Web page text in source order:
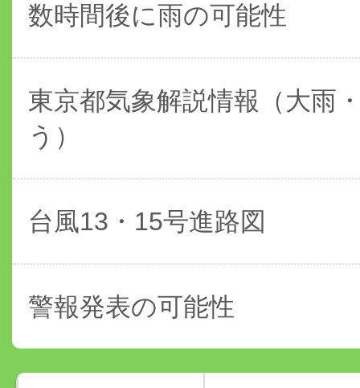
数時間後に雨の可能性
東京都気象解説情報（大雨
う）
台風13・15号進路図
警報発表の可能性